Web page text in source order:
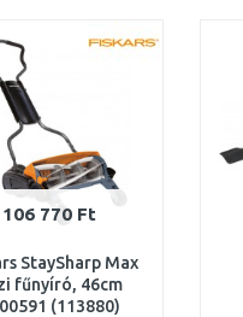
Összehasonlítás
106 770 Ft
StaySharp Max
fűnyíró, 46cm
(113880)